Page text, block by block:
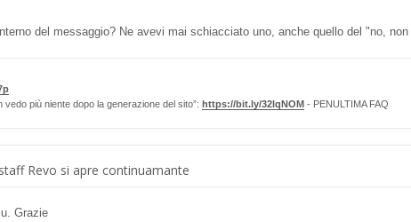
del messaggio? Ne avevi mai schiacciato uno, anche quello del "no,
vedo più niente dopo la generazione del sito”: https://bit.ly/32lqNOM - PENULTIMA FAQ
Revo si apre continuamante
Grazie